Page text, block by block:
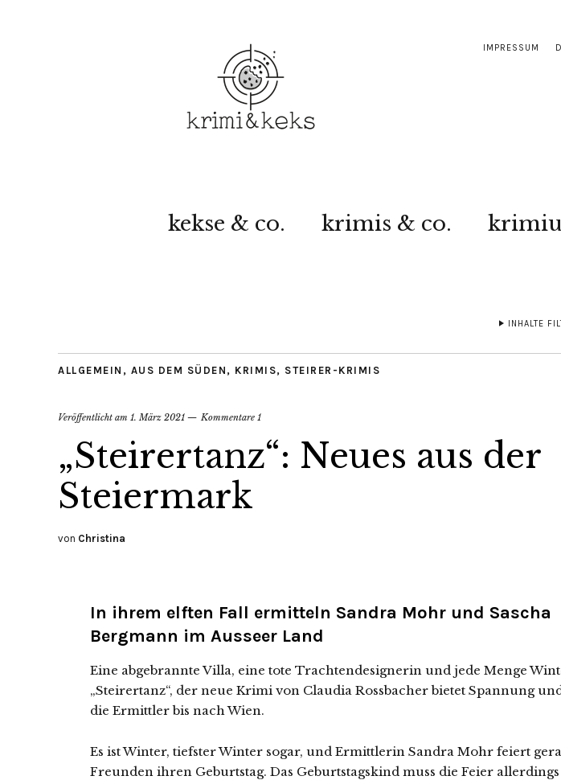
IMPRESSUM
kekse & co. krimis & co.
INHALTE
ALLGEMEIN , AUS DEM SÜDEN , KRIMIS, STEIRER-KRIMIS
Veröffentlicht am 1. März 2021 Kommentare 1
„Steirertanz“: Neues aus der
Steiermark
von Christina
In ihrem elften Fall ermitteln Sandra Mohr und Sascha
Bergmann im Ausseer Land
Eine abgebrannte Villa, eine tote Trachtendesignerin und jede Menge
„Steirertanz“, der neue Krimi von Claudia Rossbacher bietet Spannung
die Ermittler bis nach Wien.
Es ist Winter, tiefster Winter sogar, und Ermittlerin Sandra Mohr feiert
Freunden ihren Geburtstag. Das Geburtstagskind muss die Feier allerdings